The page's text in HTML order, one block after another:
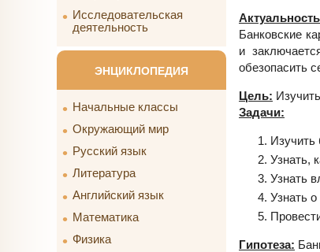
Исследовательская
деятельность
ЭНЦИКЛОПЕДИЯ
Начальные классы
Окружающий мир
Русский язык
Литература
Английский язык
Математика
Физика
Банковские
и
обезопасить
Цель:
Задачи:
Изучить
Узнать,
Узнать
Узнать о
Гипотеза: